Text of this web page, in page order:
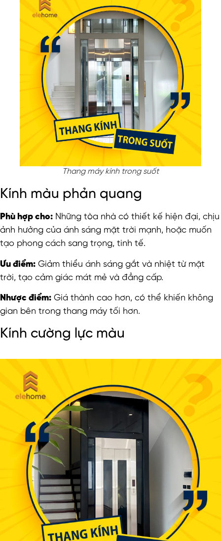
Thang máy kính trong suốt
Kính màu phản quang
Phù hợp cho: Những tòa nhà có thiết kế hiện đại, chịu
ảnh hưởng của ánh sáng mặt trời mạnh, hoặc muốn
tạo phong cách sang trọng, tinh tế.
Ưu điểm: Giảm thiểu ánh sáng gắt và nhiệt từ mặt
trời, tạo cảm giác mát mẻ và đẳng cấp.
Nhược điểm: Giá thành cao hơn, có thể khiến không
gian bên trong thang máy tối hơn.
Kính cường lực màu